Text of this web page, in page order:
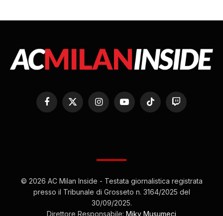
Facebook
X
InstagramYouTubeTikTok Twitch
© 2026 AC Milan Inside - Testata giornalistica registrata
presso il Tribunale di Grosseto n. 3164/2025 del
30/09/2025.
Direttore Responsabile: Miky Musumeci